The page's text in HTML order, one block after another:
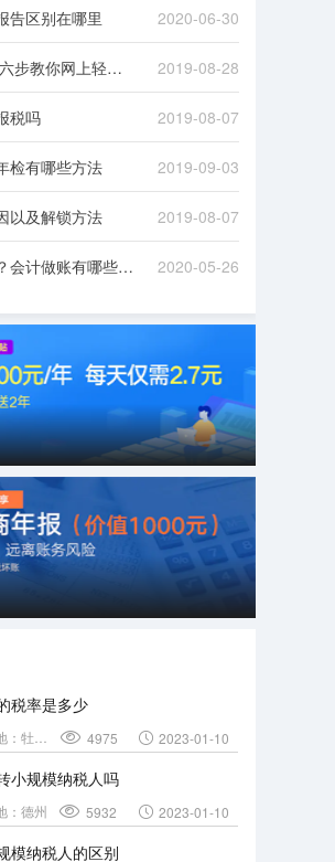
头大？跟着八戒财税一起来
看看吧！
告区别在哪里 2020-06-30
个体工商户年检 六步教你网上轻松办理 2019-08-28
税吗 2019-08-07
检有哪些方法 2019-09-03
以及解锁方法 2019-08-07
什么是会计做账？会计做账有哪些流程？ 2020-05-26
税率是多少
： 4975 2023-01-10
小规模纳税人吗
： 德州 5932 2023-01-10
模纳税人的区别